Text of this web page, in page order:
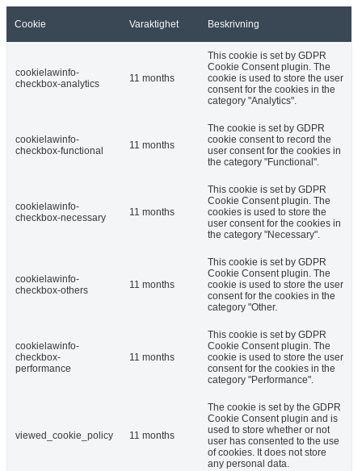
Cookie Varaktighet Beskrivning
cookielawinfo-
checkbox-analytics
11 months
This cookie is set by GDPR
Cookie Consent plugin. The
cookie is used to store the user
consent for the cookies in the
category "Analytics".
cookielawinfo-
checkbox-functional
11 months
The cookie is set by GDPR
cookie consent to record the
user consent for the cookies in
the category "Functional".
cookielawinfo-
checkbox-necessary
11 months
This cookie is set by GDPR
Cookie Consent plugin. The
cookies is used to store the
user consent for the cookies in
the category "Necessary".
cookielawinfo-
checkbox-others
11 months
This cookie is set by GDPR
Cookie Consent plugin. The
cookie is used to store the user
consent for the cookies in the
category "Other.
cookielawinfo-
checkbox-
performance
11 months
This cookie is set by GDPR
Cookie Consent plugin. The
cookie is used to store the user
consent for the cookies in the
category "Performance".
viewed_cookie_policy 11 months
The cookie is set by the GDPR
Cookie Consent plugin and is
used to store whether or not
user has consented to the use
of cookies. It does not store
any personal data.